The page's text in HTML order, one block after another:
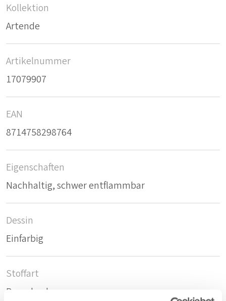
Kollektion
Artende
Artikelnummer
17079907
EAN
8714758298764
Eigenschaften
Nachhaltig, schwer entflammbar
Dessin
Einfarbig
Stoffart
Raumhoch